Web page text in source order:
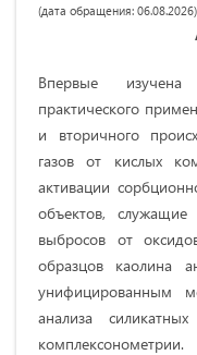
(дата обращения:
Впервые
практического
и вторичного
газов от кислых
активации
объектов, служащие
выбросов от
образцов каолина
унифицированным
анализа
комплексонометрии.